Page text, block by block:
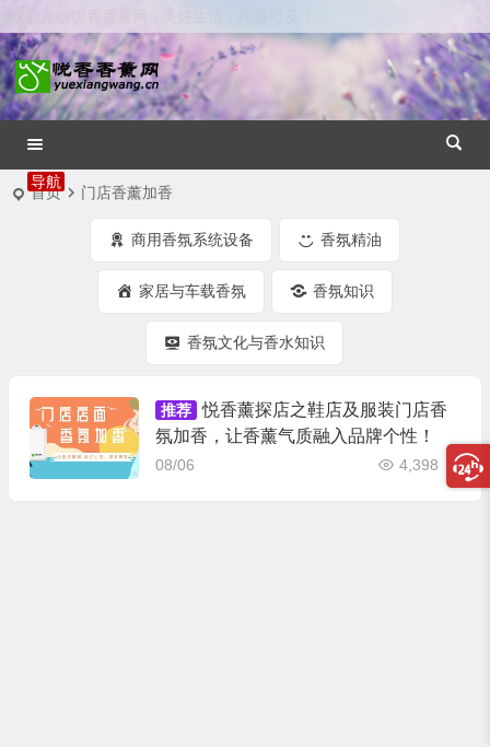
首页 门店香薰加香
商用香氛系统设备 香氛精油
家居与车载香氛 香氛知识
香氛文化与香水知识
推荐
悦香薰探店之鞋店及服装门店香
氛加香，让香薰气质融入品牌个性！
08/06 4,398